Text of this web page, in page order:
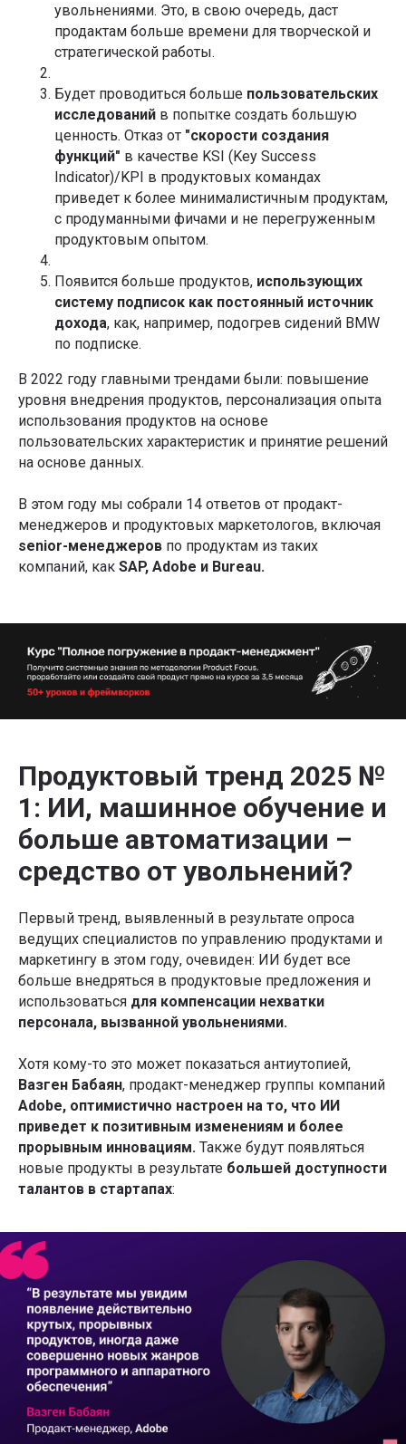
увольнениями. Это, в свою очередь, даст
продактам больше времени для творческой и
стратегической работы.
Будет проводиться больше пользовательских
исследований в попытке создать большую
ценность. Отказ от "скорости создания
функций" в качестве KSI (Key Success
Indicator)/KPI в продуктовых командах
приведет к более минималистичным продуктам,
с продуманными фичами и не перегруженным
продуктовым опытом.
Появится больше продуктов, использующих
систему подписок как постоянный источник
дохода, как, например, подогрев сидений BMW
по подписке.
В 2022 году главными трендами были: повышение
уровня внедрения продуктов, персонализация опыта
использования продуктов на основе
пользовательских характеристик и принятие решений
на основе данных.
В этом году мы собрали 14 ответов от продакт-
менеджеров и продуктовых маркетологов, включая
senior-менеджеров по продуктам из таких
компаний, как SAP, Adobe и Bureau.
Продуктовый тренд 2025 №
1: ИИ, машинное обучение и
больше автоматизации –
средство от увольнений?
Первый тренд, выявленный в результате опроса
ведущих специалистов по управлению продуктами и
маркетингу в этом году, очевиден: ИИ будет все
больше внедряться в продуктовые предложения и
использоваться для компенсации нехватки
персонала, вызванной увольнениями.
Хотя кому-то это может показаться антиутопией,
Вазген Бабаян, продакт-менеджер группы компаний
Adobe, оптимистично настроен на то, что ИИ
приведет к позитивным изменениям и более
прорывным инновациям. Также будут появляться
новые продукты в результате большей доступности
талантов в стартапах: